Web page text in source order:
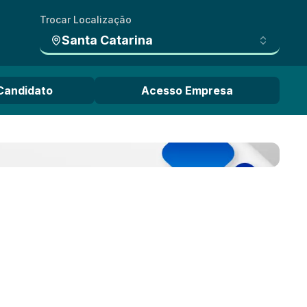
Trocar Localização
Santa Catarina
Acesso Empresa